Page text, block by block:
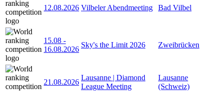
12.08.2026 Vilbeler Abendmeeting Bad Vilbel
15.08 -
16.08.2026
Sky's the Limit 2026 Zweibrücken
21.08.2026
Lausanne | Diamond
League Meeting
Lausanne
(Schweiz)